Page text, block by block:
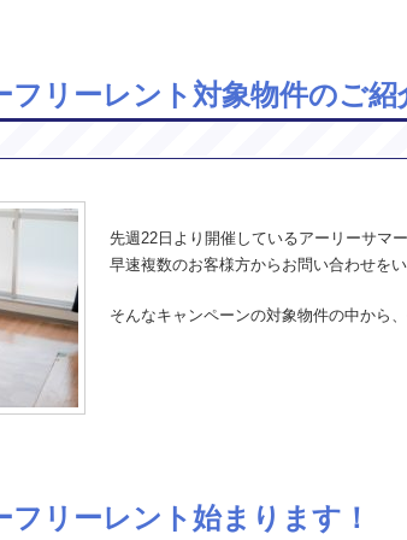
フリーレント対象物件のご紹
先週22日より開催しているアーリーサマ
早速複数のお客様方からお問い合わせをい
そんなキャンペーンの対象物件の中から
フリーレント始まります！